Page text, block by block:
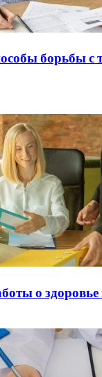
борьбы с
о